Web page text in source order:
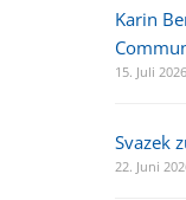
Karin
15. Juli 2026
Svazek
22. Juni